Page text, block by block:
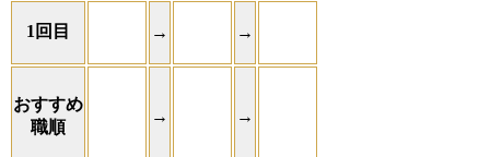
1回目 → →
おすすめ
職順
→ →